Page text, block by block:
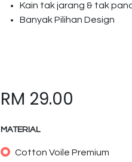
Kain tak jarang & tak
Banyak Pilihan Design
RM 29.00
MATERIAL
Cotton Voile Premium